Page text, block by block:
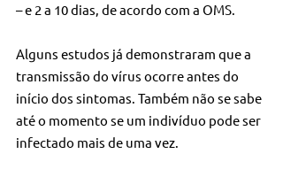
– e 2 a 10 dias, de acordo com a OMS.
Alguns estudos já demonstraram que a
transmissão do vírus ocorre antes do
início dos sintomas. Também não se sabe
até o momento se um indivíduo pode ser
infectado mais de uma vez.